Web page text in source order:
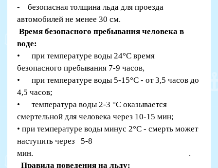
- безопасная толщина льда для проезда
автомобилей не менее 30 см.
Время безопасного пребывания человека в
воде:
• при температуре воды 24°С время
безопасного пребывания 7-9 часов,
• при температуре воды 5-15°С - от 3,5 часов до
4,5 часов;
• температура воды 2-3 °С оказывается
смертельной для человека через 10-15 мин;
• при температуре воды минус 2°С - смерть может
наступить через 5-8
мин. .
Правила поведения на льду: